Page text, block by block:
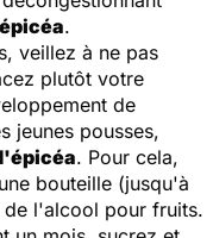
.
veillez à ne pas
plutôt votre
de
jeunes pousses,
. Pour cela,
bouteille (jusqu'à
l'alcool pour fruits.